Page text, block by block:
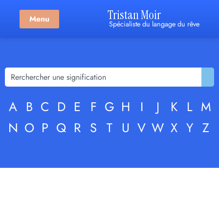
Menu Tristan Moir
Spécialiste du langage du rêve
A B C D E F G H I J K L M
N O P Q R S T U V W X Y Z